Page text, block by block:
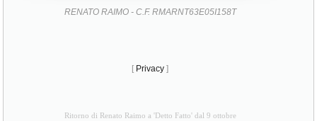
RENATO RAIMO - C.F. RMARNT63E05I158T
[ Privacy ]
Ritorno di Renato Raimo a 'Detto Fatto' dal 9 ottobre